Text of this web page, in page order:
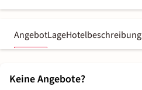
AngebotLageHotelbeschreibung
Keine Angebote?